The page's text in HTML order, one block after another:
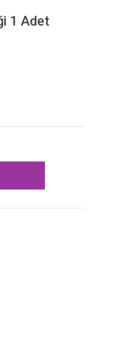
1 Adet